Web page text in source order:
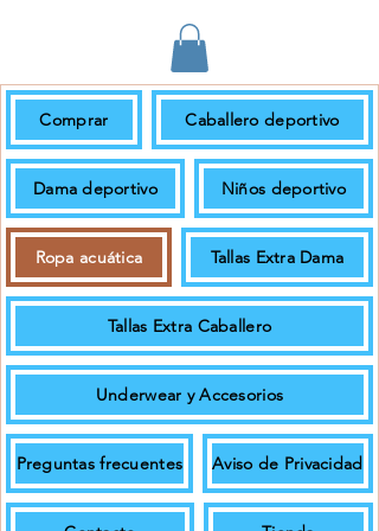
En pedidos de $699.00 + IVA o más
el envío es gratuito.
Comprar Caballero deportivo
Dama deportivo Niños deportivo
Ropa acuática Tallas Extra Dama
Tallas Extra Caballero
Underwear y Accesorios
Preguntas frecuentes Aviso de Privacidad